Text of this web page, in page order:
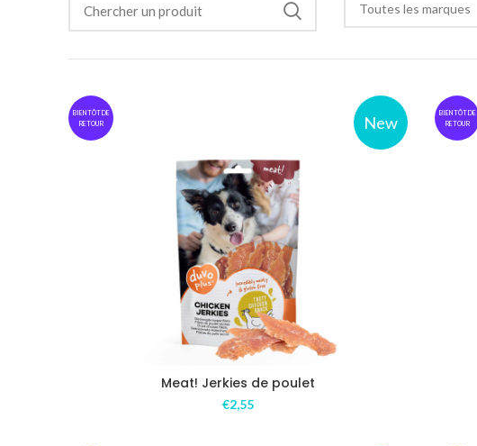
Toutes les marques
New
BIENTÔT DE
RETOUR
Meat! Jerkies de poulet
€2,55
BIENTÔT DE
RETOUR